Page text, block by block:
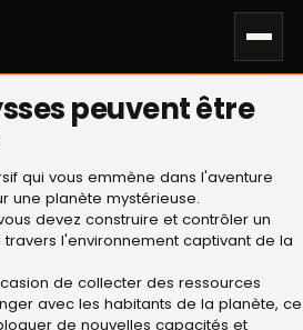
peuvent être
qui vous emmène dans l'aventure
une planète mystérieuse.
devez construire et contrôler un
l'environnement captivant de la
de collecter des ressources
avec les habitants de la planète, ce
de nouvelles capacités et